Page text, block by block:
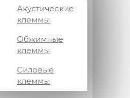
Акустические
клеммы
Обжимные
клеммы
Силовые
клеммы